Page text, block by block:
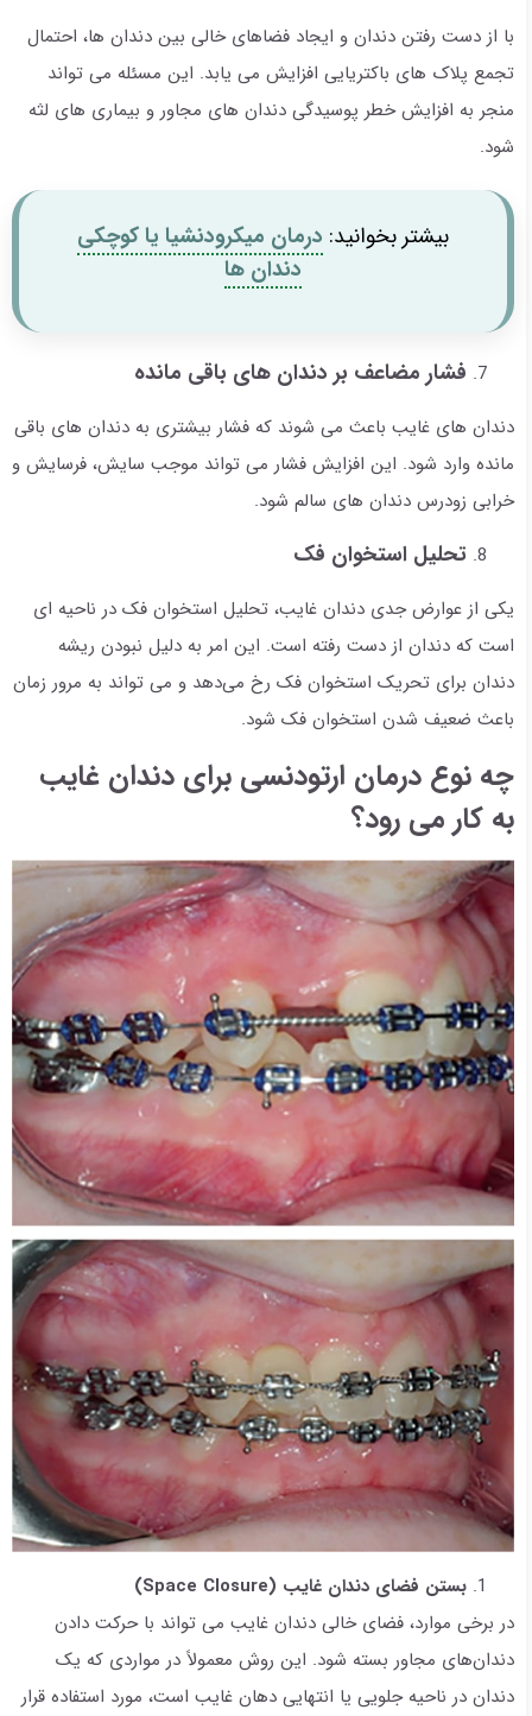
با از دست رفتن دندان و ایجاد فضاهای خالی بین دندان ها، احتمال
تجمع پلاک های باکتریایی افزایش می یابد. این مسئله می تواند
منجر به افزایش خطر پوسیدگی دندان های مجاور و بیماری های لثه
شود.
بیشتر بخوانید: درمان میکرودنشیا یا کوچکی
دندان ها
فشار مضاعف بر دندان های باقی مانده
دندان های غایب باعث می شوند که فشار بیشتری به دندان های باقی
مانده وارد شود. این افزایش فشار می تواند موجب سایش، فرسایش و
خرابی زودرس دندان های سالم شود.
تحلیل استخوان فک
یکی از عوارض جدی دندان غایب، تحلیل استخوان فک در ناحیه ای
است که دندان از دست رفته است. این امر به دلیل نبودن ریشه
دندان برای تحریک استخوان فک رخ می‌دهد و می تواند به مرور زمان
باعث ضعیف شدن استخوان فک شود.
چه نوع درمان ارتودنسی برای دندان غایب
به کار می رود؟
بستن فضای دندان غایب (Space Closure
)
در برخی موارد، فضای خالی دندان غایب می تواند با حرکت دادن
دندان‌های مجاور بسته شود. این روش معمولاً در مواردی که یک
دندان در ناحیه جلویی یا انتهایی دهان غایب است، مورد استفاده قرار